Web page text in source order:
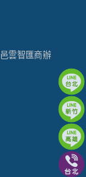
雲智匯商辦